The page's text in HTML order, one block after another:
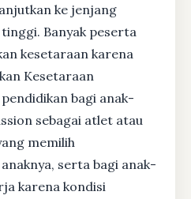
ke jenjang
Banyak peserta
kesetaraan karena
Kesetaraan
bagi anak-
sebagai atlet atau
memilih
serta bagi anak-
karena kondisi